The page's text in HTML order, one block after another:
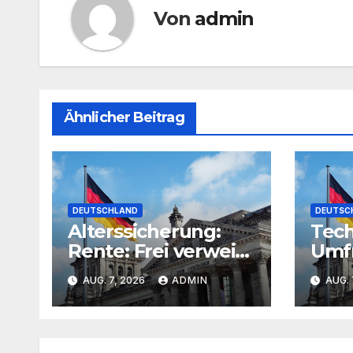
Von admin
Ähnlicher Beitrag
DEUTSCHLAND
Alterssicherung:
Rente: Frei verweist
auf Härtefall- und
Übergangsregelun
gen
AUG. 7, 2026 ADMIN
hält
zu